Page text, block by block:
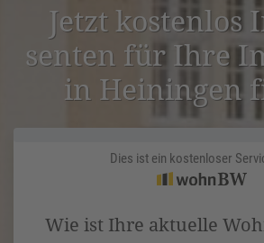
Jetzt kostenlos
senten für Ihre
in Heiningen
Dies ist ein kostenloser
Wie ist Ihre aktuelle